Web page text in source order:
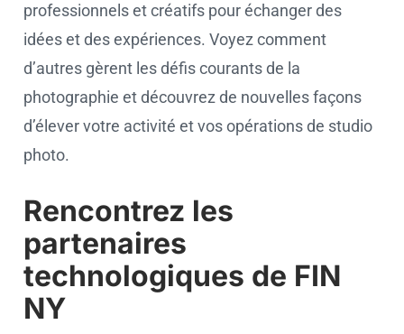
professionnels et créatifs pour échanger des
idées et des expériences. Voyez comment
d’autres gèrent les défis courants de la
photographie et découvrez de nouvelles façons
d’élever votre activité et vos opérations de studio
photo.
Rencontrez les
partenaires
technologiques de FIN
NY